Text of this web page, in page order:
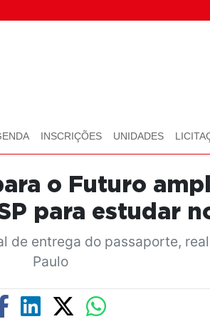
INSCRIÇÕES UNIDADES
o Futuro
para estudar
entrega do passaporte,
Paulo